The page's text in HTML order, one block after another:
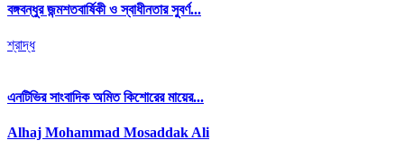
বঙ্গবন্ধুর জন্মশতবার্ষিকী ও স্বাধীনতার সুবর্ণ...
শ্রাদ্ধ
এনটিভির সাংবাদিক অমিত কিশোরের মায়ের...
Alhaj Mohammad Mosaddak Ali